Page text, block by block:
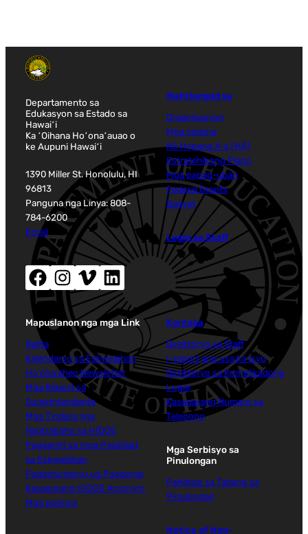
Departamento sa
Edukasyon sa Estado sa
Hawaiʻi
Ka ʻOihana Hoʻonaʻauao o
ke Aupuni Hawaiʻi
1390 Miller St. Honolulu, HI
96813
Panguna nga Linya: 808-
784-6200
Email
Facebook (nag-abli sa bag-ong bintana)
Instagram (nag-abli sa bag-ong bintana)
Vimeo (nag-abli sa bag-ong bintana)
LinkedIn (nag-abli sa bag-ong bintana)
Mahitungod sa
Organisasyon
Mga opisina
Nā Hopena Aʻo (HĀ)
Estratehikong Plano
Mga panag-uban
Federal Grants
Badyet
Login sa Staff
Mapuslanon nga mga Link
Balita
Kalendaryo sa Eskwelahan
Ho'oha'aheo Newsletter
Mga Report sa
Superintendente
Mga Tindera nga
Nagtrabaho sa HIDOE
Paggamit sa mga Pasilidad
sa Eskwelahan
Pagboluntaryo ug Pagdonar
Kasagarang HIDOE Acronym
Mga polisiya
Kontaka
Direktoryo sa Staff
I-report ang usa ka Isyu
Direktoryo sa Komplikadong
Lugar
Kasagarang Numero sa
Telepono
Mga Serbisyo sa
Pinulongan
Pahibalo sa Tabang sa
Pinulongan
Notice of Non-